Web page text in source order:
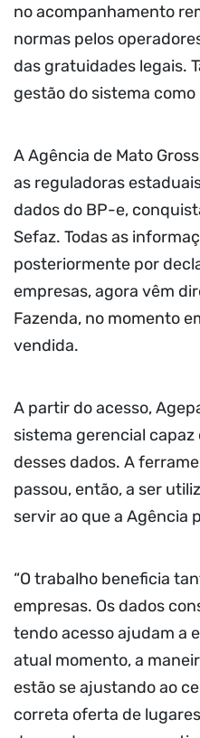
no acompanhamento
normas pelos
das gratuidades legais.
gestão do sistema
A Agência de Mato
as reguladoras
dados do BP-e,
Sefaz. Todas as
posteriormente por
empresas, agora vêm
Fazenda, no momento
vendida.
A partir do acesso,
sistema gerencial
desses dados. A
passou, então, a ser
servir ao que a Agência
“O trabalho beneficia
empresas. Os dados
tendo acesso ajudam a
atual momento, a
estão se ajustando ao
correta oferta de